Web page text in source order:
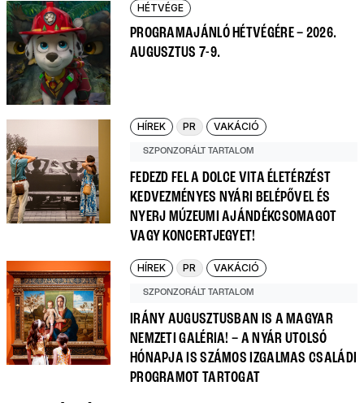
HÉTVÉGE
PROGRAMAJÁNLÓ HÉTVÉGÉRE – 2026.
AUGUSZTUS 7-9.
HÍREK PR VAKÁCIÓ
SZPONZORÁLT TARTALOM
FEDEZD FEL A DOLCE VITA ÉLETÉRZÉST
KEDVEZMÉNYES NYÁRI BELÉPŐVEL ÉS
NYERJ MÚZEUMI AJÁNDÉKCSOMAGOT
VAGY KONCERTJEGYET!
HÍREK PR VAKÁCIÓ
SZPONZORÁLT TARTALOM
IRÁNY AUGUSZTUSBAN IS A MAGYAR
NEMZETI GALÉRIA! – A NYÁR UTOLSÓ
HÓNAPJA IS SZÁMOS IZGALMAS CSALÁDI
PROGRAMOT TARTOGAT